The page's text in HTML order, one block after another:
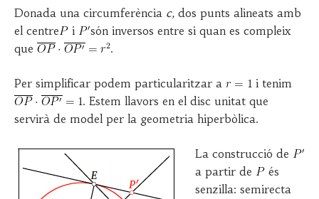
t
e
d
o
1
D
E
E
O
S
E
P
S
U
A
S
Donada una circumferència c, dos punts alineats amb
el centre
i
són inversos entre si quan es compleix
que
.
Per simplificar podem particularitzar a
i tenim
. Estem llavors en el disc unitat que
servirà de model per la geometria hiperbòlica.
La construcció de
a partir de
és
senzilla: semirecta